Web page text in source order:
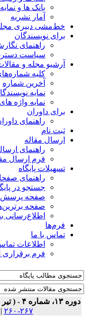
بانک ها و نمایه
آمار نشریه
خط‌مشی دبیری مجله
برای نویسندگان
راهنمای نگارش
سیاست دسترسی
آرشیو مجله و مقالات
کلیه
آخرین شماره
نمایه نویسندگان
نمایه واژه های
برای داوران
راهنمای داوران
ثبت نام
ارسال مقاله
راهنمای ارسال
فرم ارسال
تسهیلات پایگاه
راهنمای
جستجو در
صفحه
صفحه
اطلاع‌رسانی به
فرم‌ها
تماس با ما
اطلاعات تماس
فرم برقراری
شماره ۴ - ( تیر ۱۳۹۴ )
۲۶۷-۲۶۰
|